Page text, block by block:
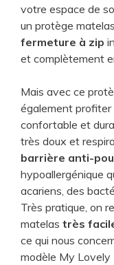
votre espace de
un protège
fermeture à zip
et complètement
Mais avec ce
également profiter
confortable et
très doux et
barrière anti-
hypoallergénique
acariens, des
Très pratique, on
matelas très
ce qui nous
modèle My